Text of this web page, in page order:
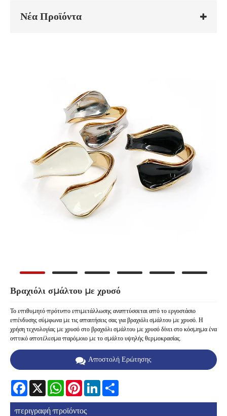
Νέα Προϊόντα
Βραχιόλι σμάλτου με χρυσό
Το επιθυμητό πρότυπο επιμετάλλωσης αναπτύσσεται από το εργοστάσιο
επένδυσης σύμφωνα με τις απαιτήσεις σας για βραχιόλι σμάλτου με χρυσό. Η
χρήση τεχνολογίας με χρυσό στο βραχιόλι σμάλτου με χρυσό δίνει στο κόσμημα ένα
οπτικό αποτέλεσμα παρόμοιο με το σμάλτο υψηλής θερμοκρασίας.
Αποστολή Ερώτησης
Facebook
X WhatsAppPinterestLinkedIn
περιγραφή προϊόντος